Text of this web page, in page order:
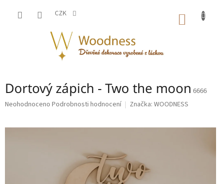
CZK
Dortový zápich - Two the moon 6666
Průměrné
Neohodnoceno Podrobnosti hodnocení Značka: WOODNESS